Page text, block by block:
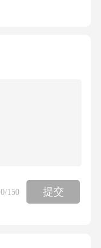
机中的存储形式
0/150 提交